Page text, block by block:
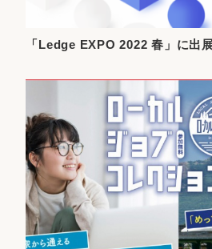
「Ledge EXPO 2022 春」に出